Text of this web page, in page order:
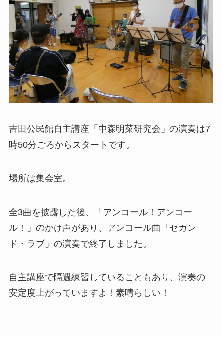
吉田公民館自主講座「中森明菜研究会」の演奏は7
時50分ごろからスタートです。
場所は集会室。
全3曲を披露した後、「アンコール！アンコー
ル！」のかけ声があり、アンコール曲「セカン
ド・ラブ」の演奏で終了しました。
自主講座で隔週練習していることもあり、演奏の
安定度上がっていますよ！素晴らしい！